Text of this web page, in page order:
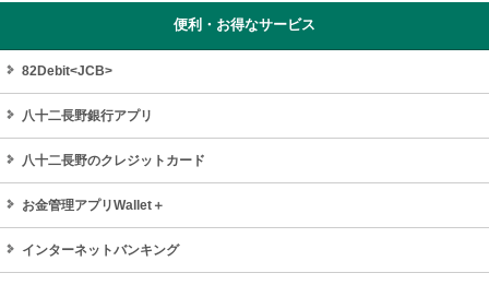
便利・お得なサービス
82Debit<JCB>
八十二長野銀行アプリ
八十二長野のクレジットカード
お金管理アプリWallet＋
インターネットバンキング